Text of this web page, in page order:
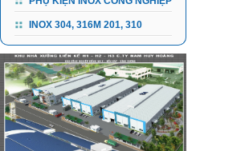
INOX 304, 316M 201, 310